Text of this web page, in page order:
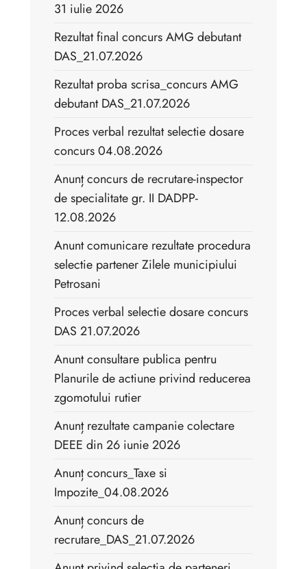
31 iulie 2026
Rezultat final concurs AMG debutant
DAS_21.07.2026
Rezultat proba scrisa_concurs AMG
debutant DAS_21.07.2026
Proces verbal rezultat selectie dosare
concurs 04.08.2026
Anunț concurs de recrutare-inspector
de specialitate gr. II DADPP-
12.08.2026
Anunt comunicare rezultate procedura
selectie partener Zilele municipiului
Petrosani
Proces verbal selectie dosare concurs
DAS 21.07.2026
Anunt consultare publica pentru
Planurile de actiune privind reducerea
zgomotului rutier
Anunț rezultate campanie colectare
DEEE din 26 iunie 2026
Anunț concurs_Taxe si
Impozite_04.08.2026
Anunț concurs de
recrutare_DAS_21.07.2026